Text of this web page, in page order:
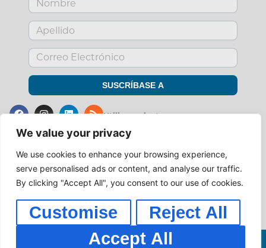
We value your privacy
We use cookies to enhance your browsing experience,
serve personalised ads or content, and analyse our traffic.
By clicking "Accept All", you consent to our use of cookies.
Customise
Reject All
Accept All
SUSCRÍBASE A
Utilicesulector.
Suscribirse por RSS
Póngase en contacto con nosotros
+1 559-662-1119
info@workingarts.com
preferencias de exclusión
WORKINGARTS MARKETING, INC. 2001-2024. TODOS LOS DERECHOS
RESERVADOS.
FR